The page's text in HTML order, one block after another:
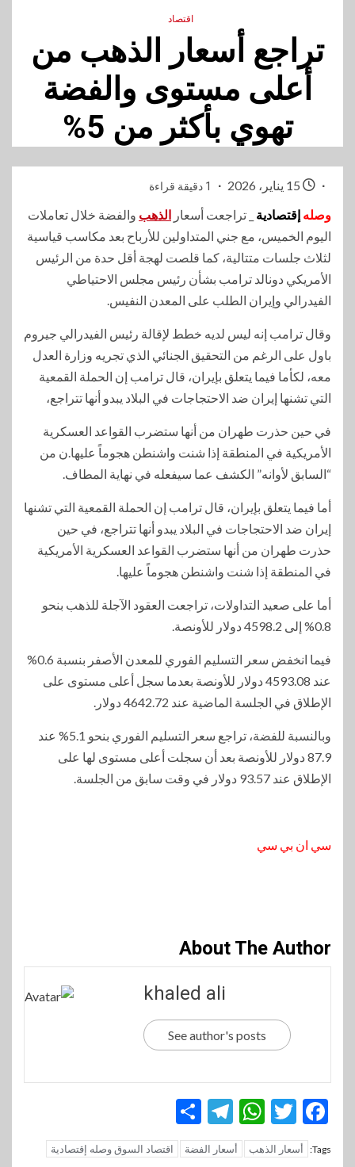
اقتصاد
تراجع أسعار الذهب من
أعلى مستوى والفضة
تهوي بأكثر من 5%
1 دقيقة قراءة
وصله إقتصادية _ تراجعت أسعار الذهب والفضة خلال تعاملات
اليوم الخميس، مع جني المتداولين للأرباح بعد مكاسب قياسية
لثلاث جلسات متتالية، كما قلصت لهجة أقل حدة من الرئيس
الأمريكي دونالد ترامب بشأن رئيس مجلس الاحتياطي
الفيدرالي وإيران الطلب على المعدن النفيس.
وقال ترامب إنه ‌ليس لديه ​خطط لإقالة رئيس الفيدرالي جيروم
باول على الرغم من التحقيق ‌الجنائي الذي تجريه وزارة العدل
معه، لكأما فيما يتعلق بإيران، قال ترامب إن الحملة القمعية
التي تشنها إيران ضد الاحتجاجات في البلاد يبدو أنها تتراجع،
في حين حذرت طهران من أنها ستضرب القواعد العسكرية
الأمريكية في المنطقة إذا شنت واشنطن هجوماً عليها.ن من
“السابق لأوانه” الكشف عما سيفعله في نهاية المطاف.
أما فيما يتعلق بإيران، قال ترامب إن الحملة القمعية التي تشنها
إيران ضد الاحتجاجات في البلاد يبدو أنها تتراجع، في حين
حذرت طهران من أنها ستضرب القواعد العسكرية الأمريكية
في المنطقة إذا شنت واشنطن هجوماً عليها.
أما على صعيد التداولات، تراجعت العقود الآجلة للذهب بنحو
0.8% إلى 4598.2 دولار للأونصة.
فيما انخفض سعر التسليم الفوري للمعدن الأصفر بنسبة 0.6%
عند 4593.08 دولار للأونصة بعدما سجل أعلى مستوى على
الإطلاق في الجلسة الماضية عند 4642.72 دولار.
وبالنسبة للفضة، تراجع سعر التسليم الفوري بنحو 5.1% عند
87.9 دولار للأونصة بعد أن سجلت أعلى مستوى لها على
الإطلاق عند 93.57 دولار في وقت سابق من الجلسة.
سي ان بي سي
About The Author
khaled ali
See author's posts
Facebook
Twitter
WhatsApp
Telegram
Tags: أسعار الذهب أسعار الفضة اقتصاد السوق وصله إقتصادية